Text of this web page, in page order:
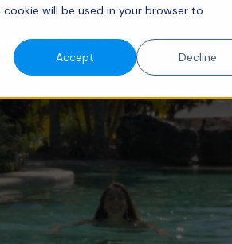
will be used in your browser to
Accept Decline
MÜŞTERILERIMIZ FIYATLANDIRMA